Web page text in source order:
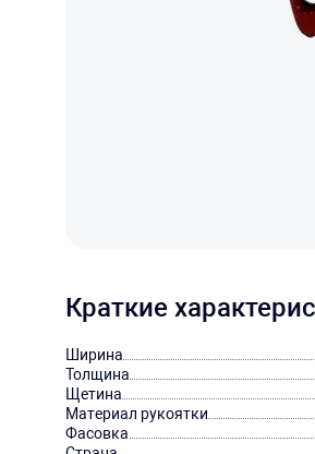
Краткие
Ширина
Толщина
Щетина
Материал рукоятки
Фасовка